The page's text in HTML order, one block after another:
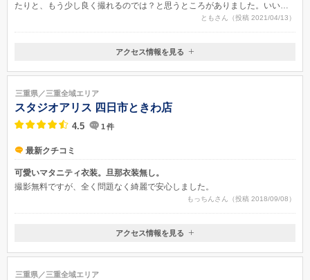
たりと、もう少し良く撮れるのでは？と思うところがありました。いい写
真はよく撮れてます。また、表情や顔の角度の指示がもう少し欲しかっ
た。
ともさん（投稿 2021/04/13）
三重県四日市市鵜の森1-12-5
近鉄線「四日市市駅」徒歩5分
アクセス情報を見る
三重県／三重全域エリア
スタジオアリス 四日市ときわ店
4.5 1 件
最新クチコミ
可愛いマタニティ衣装。旦那衣装無し。
撮影無料ですが、全く問題なく綺麗で安心しました。
もっちんさん（投稿 2018/09/08）
三重県四日市市 城西町 7-23
アクセス情報を見る
三重県／三重全域エリア